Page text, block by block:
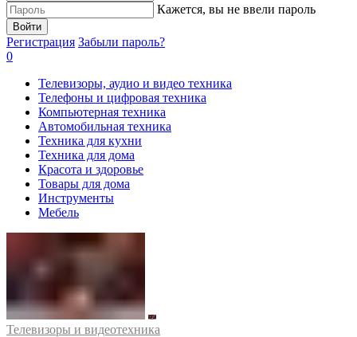
Кажется, вы не ввели пароль
Войти
Регистрация Забыли пароль?
0
Телевизоры, аудио и видео техника
Телефоны и цифровая техника
Компьютерная техника
Автомобильная техника
Техника для кухни
Техника для дома
Красота и здоровье
Товары для дома
Инструменты
Мебель
Телевизоры и видеотехника